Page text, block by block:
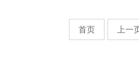
首页 上一